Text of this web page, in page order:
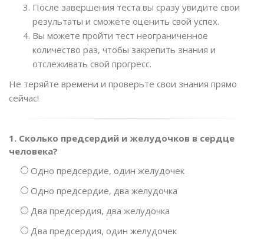
После завершения теста вы сразу увидите свои
результаты и сможете оценить свой успех.
Вы можете пройти тест неограниченное
количество раз, чтобы закрепить знания и
отслеживать свой прогресс.
Не теряйте времени и проверьте свои знания прямо
сейчас!
1. Сколько предсердий и желудочков в сердце
человека?
Одно предсердие, один желудочек
Одно предсердие, два желудочка
Два предсердия, два желудочка
Два предсердия, один желудочек